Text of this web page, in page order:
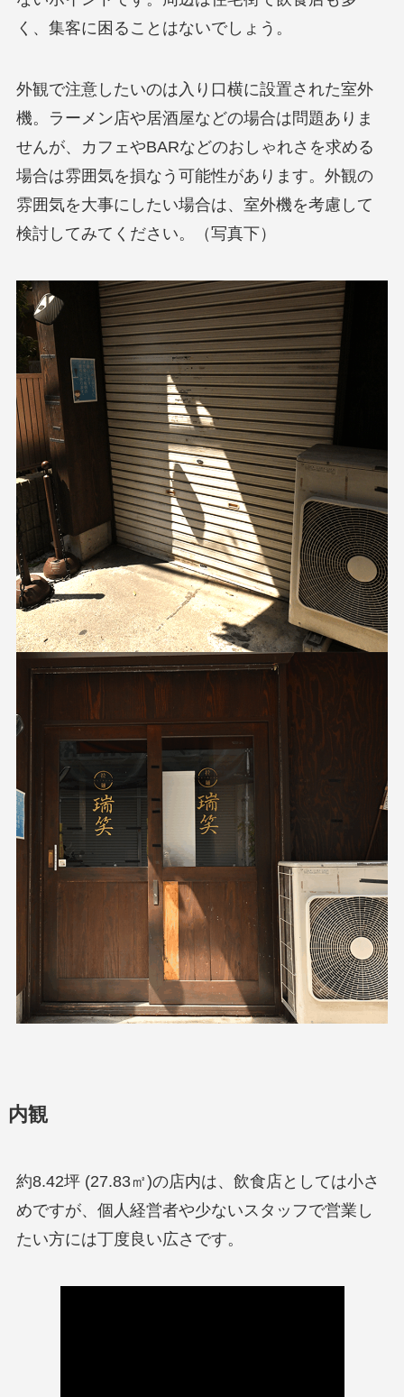
く、集客に困ることはないでしょう。
外観で注意したいのは入り口横に設置された室外
機。ラーメン店や居酒屋などの場合は問題ありま
せんが、カフェやBARなどのおしゃれさを求める
場合は雰囲気を損なう可能性があります。外観の
雰囲気を大事にしたい場合は、室外機を考慮して
検討してみてください。（写真下）
内観
約8.42坪 (27.83㎡)の店内は、飲食店としては小さ
めですが、個人経営者や少ないスタッフで営業し
たい方には丁度良い広さです。